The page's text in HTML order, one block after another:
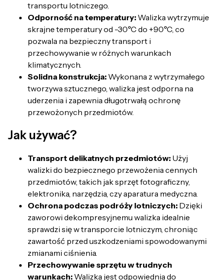
transportu lotniczego.
Odporność na temperatury: Walizka wytrzymuje
skrajne temperatury od -30°C do +90°C, co
pozwala na bezpieczny transport i
przechowywanie w różnych warunkach
klimatycznych.
Solidna konstrukcja: Wykonana z wytrzymałego
tworzywa sztucznego, walizka jest odporna na
uderzenia i zapewnia długotrwałą ochronę
przewożonych przedmiotów.
Jak używać?
Transport delikatnych przedmiotów: Użyj
walizki do bezpiecznego przewożenia cennych
przedmiotów, takich jak sprzęt fotograficzny,
elektronika, narzędzia, czy aparatura medyczna.
Ochrona podczas podróży lotniczych: Dzięki
zaworowi dekompresyjnemu walizka idealnie
sprawdzi się w transporcie lotniczym, chroniąc
zawartość przed uszkodzeniami spowodowanymi
zmianami ciśnienia.
Przechowywanie sprzętu w trudnych
warunkach: Walizka jest odpowiednia do